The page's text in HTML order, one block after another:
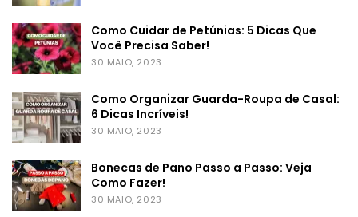
Como Cuidar de Petúnias: 5 Dicas Que
Você Precisa Saber!
30 MAIO, 2023
Como Organizar Guarda-Roupa de Casal:
6 Dicas Incríveis!
30 MAIO, 2023
Bonecas de Pano Passo a Passo: Veja
Como Fazer!
30 MAIO, 2023